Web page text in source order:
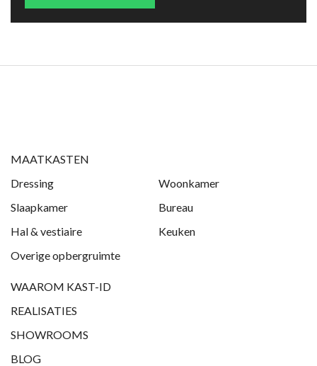
MAATKASTEN
Dressing
Woonkamer
Slaapkamer
Bureau
Hal & vestiaire
Keuken
Overige opbergruimte
WAAROM KAST-ID
REALISATIES
SHOWROOMS
BLOG